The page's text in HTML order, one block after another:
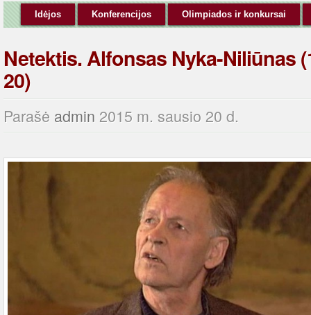
Idėjos Konferencijos Olimpiados ir konkursai
Netektis. Alfonsas Nyka-Niliūnas
20)
Parašė admin 2015 m. sausio 20 d.